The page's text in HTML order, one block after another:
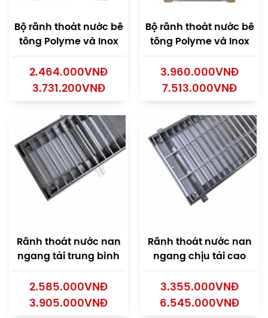
Bộ rãnh thoát nước bê
tông Polyme và Inox
2.464.000VNĐ
3.731.200VNĐ
Bộ rãnh thoát nước bê
tông Polyme và Inox
3.960.000VNĐ
7.513.000VNĐ
Rãnh thoát nước nan
ngang tải trung bình
2.585.000VNĐ
3.905.000VNĐ
Rãnh thoát nước nan
ngang chịu tải cao
3.355.000VNĐ
6.545.000VNĐ